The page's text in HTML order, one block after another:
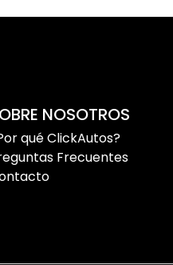
NOSOTROS
qué ClickAutos?
Frecuentes